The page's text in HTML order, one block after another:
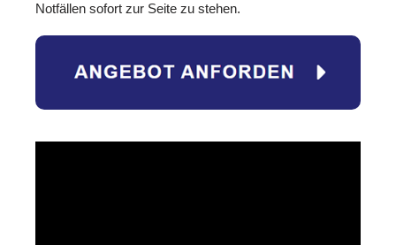
Notfällen sofort zur Seite zu stehen.